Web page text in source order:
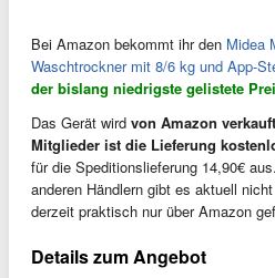
Bei Amazon bekommt ihr den Midea
Waschtrockner mit 8/6 kg und App-
der bislang niedrigste gelistete
Das Gerät wird von Amazon
Mitglieder ist die Lieferung
für die Speditionslieferung 14,90€
anderen Händlern gibt es aktuell
derzeit praktisch nur über Amazon
Details zum Angebot